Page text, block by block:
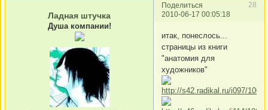
Поделиться
28
2010-06-17 00:05:18
Ладная штучка
Душа компании!
итак, понеслось...
страницы из книги
"анатомия для
художников"